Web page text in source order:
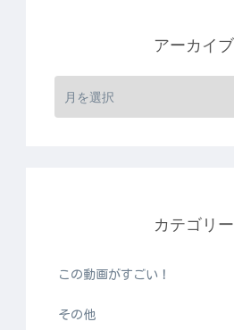
アーカイブ
カテゴリー
この動画がすごい！
その他